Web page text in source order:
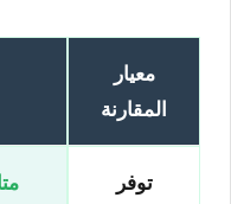
معيار
المقارنة
توفر